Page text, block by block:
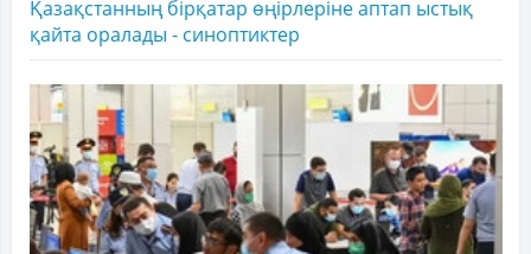
Қазақстанның бірқатар өңірлеріне аптап ыстық
қайта оралады - синоптиктер